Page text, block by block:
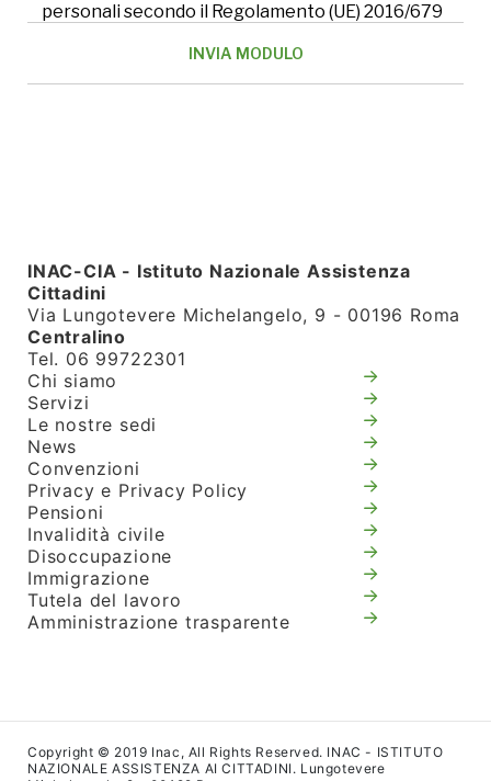
personali secondo il Regolamento (UE) 2016/679
INAC-CIA - Istituto Nazionale Assistenza
Cittadini
Via Lungotevere Michelangelo, 9 - 00196 Roma
Centralino
Tel. 06 99722301
Chi siamo
Servizi
Le nostre sedi
News
Convenzioni
Privacy e Privacy Policy
Pensioni
Invalidità civile
Disoccupazione
Immigrazione
Tutela del lavoro
Amministrazione trasparente
Copyright © 2019 Inac, All Rights Reserved. INAC - ISTITUTO
NAZIONALE ASSISTENZA AI CITTADINI. Lungotevere